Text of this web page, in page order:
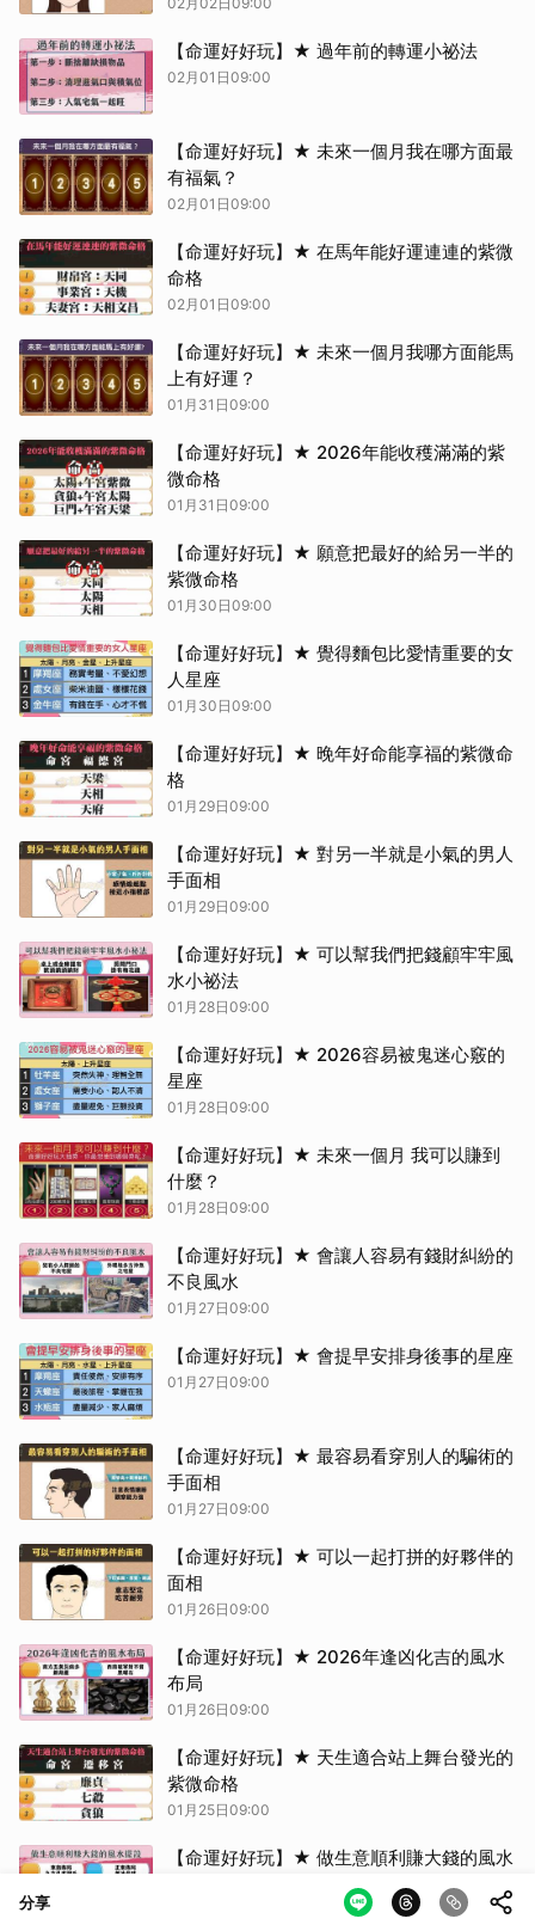
【命運好好玩】★ 過年前的轉運小祕法
02月01日09:00
【命運好好玩】★ 未來一個月我在哪方面最
有福氣？
02月01日09:00
【命運好好玩】★ 在馬年能好運連連的紫微
命格
02月01日09:00
【命運好好玩】★ 未來一個月我哪方面能馬
上有好運？
01月31日09:00
【命運好好玩】★ 2026年能收穫滿滿的紫
微命格
01月31日09:00
【命運好好玩】★ 願意把最好的給另一半的
紫微命格
01月30日09:00
【命運好好玩】★ 覺得麵包比愛情重要的女
人星座
01月30日09:00
【命運好好玩】★ 晚年好命能享福的紫微命
格
01月29日09:00
【命運好好玩】★ 對另一半就是小氣的男人
手面相
01月29日09:00
【命運好好玩】★ 可以幫我們把錢顧牢牢風
水小祕法
01月28日09:00
【命運好好玩】★ 2026容易被鬼迷心竅的
星座
01月28日09:00
【命運好好玩】★ 未來一個月 我可以賺到
什麼？
01月28日09:00
【命運好好玩】★ 會讓人容易有錢財糾紛的
不良風水
01月27日09:00
【命運好好玩】★ 會提早安排身後事的星座
01月27日09:00
【命運好好玩】★ 最容易看穿別人的騙術的
手面相
01月27日09:00
【命運好好玩】★ 可以一起打拼的好夥伴的
面相
01月26日09:00
【命運好好玩】★ 2026年逢凶化吉的風水
布局
01月26日09:00
【命運好好玩】★ 天生適合站上舞台發光的
紫微命格
01月25日09:00
【命運好好玩】★ 做生意順利賺大錢的風水
分享